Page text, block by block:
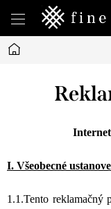
obsah
Domov
I. Všeobecné
1.1.Tento reklamačný